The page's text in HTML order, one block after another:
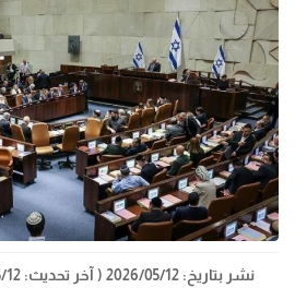
نشر بتاريخ: 2026/05/12 ( آخر تحديث: 2026/05/12 الساعة: 19:53 )